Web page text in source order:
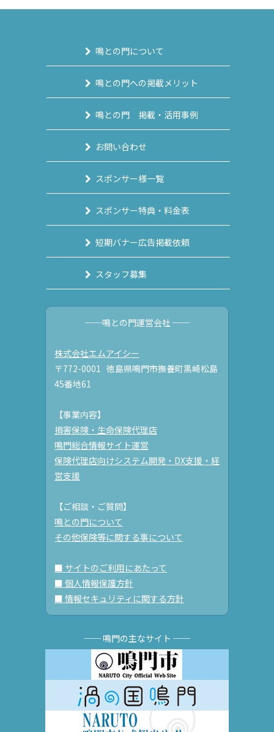
鳴との門について
鳴との門への掲載メリット
鳴との門 掲載・活用事例
お問い合わせ
スポンサー様一覧
スポンサー特典・料金表
短期バナー広告掲載依頼
スタッフ募集
──鳴との門運営会社 ──
株式会社エムアイシー
〒772-0001 徳島県鳴門市撫養町黒崎松島
45番地61
【事業内容】
損害保険・生命保険代理店
鳴門総合情報サイト運営
保険代理店向けシステム開発・DX支援・経
営支援
【ご相談・ご質問】
鳴との門について
その他保険等に関する事について
■ サイトのご利用にあたって
■ 個人情報保護方針
■ 情報セキュリティに関する方針
── 鳴門の主なサイト ──